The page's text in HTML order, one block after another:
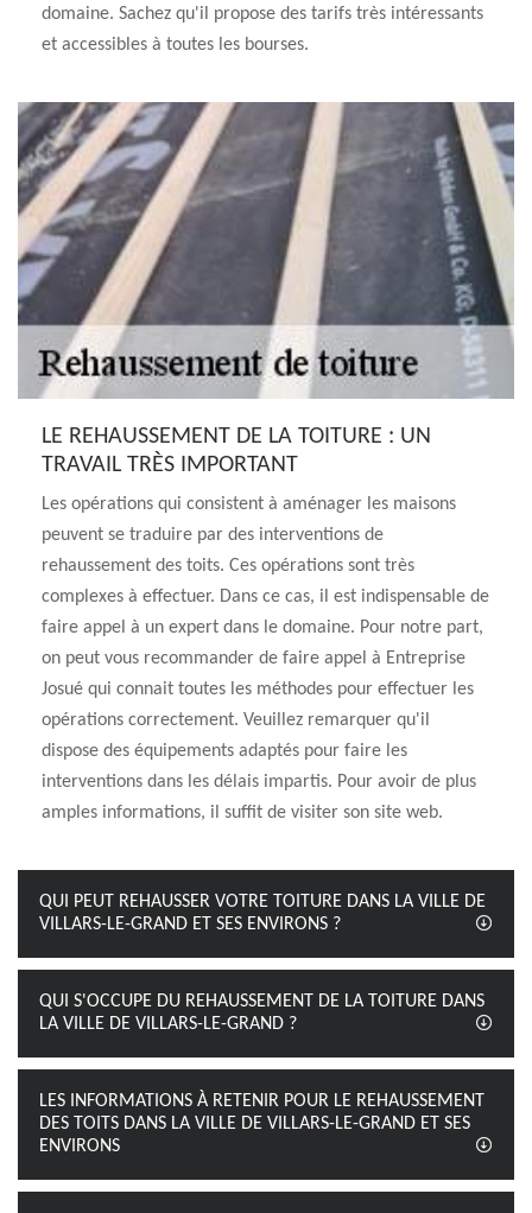
domaine. Sachez qu'il propose des tarifs très intéressants
et accessibles à toutes les bourses.
LE REHAUSSEMENT DE LA TOITURE : UN
TRAVAIL TRÈS IMPORTANT
Les opérations qui consistent à aménager les maisons
peuvent se traduire par des interventions de
rehaussement des toits. Ces opérations sont très
complexes à effectuer. Dans ce cas, il est indispensable de
faire appel à un expert dans le domaine. Pour notre part,
on peut vous recommander de faire appel à Entreprise
Josué qui connait toutes les méthodes pour effectuer les
opérations correctement. Veuillez remarquer qu'il
dispose des équipements adaptés pour faire les
interventions dans les délais impartis. Pour avoir de plus
amples informations, il suffit de visiter son site web.
QUI PEUT REHAUSSER VOTRE TOITURE DANS LA VILLE DE
VILLARS-LE-GRAND ET SES ENVIRONS ?
QUI S'OCCUPE DU REHAUSSEMENT DE LA TOITURE DANS
LA VILLE DE VILLARS-LE-GRAND ?
LES INFORMATIONS À RETENIR POUR LE REHAUSSEMENT
DES TOITS DANS LA VILLE DE VILLARS-LE-GRAND ET SES
ENVIRONS